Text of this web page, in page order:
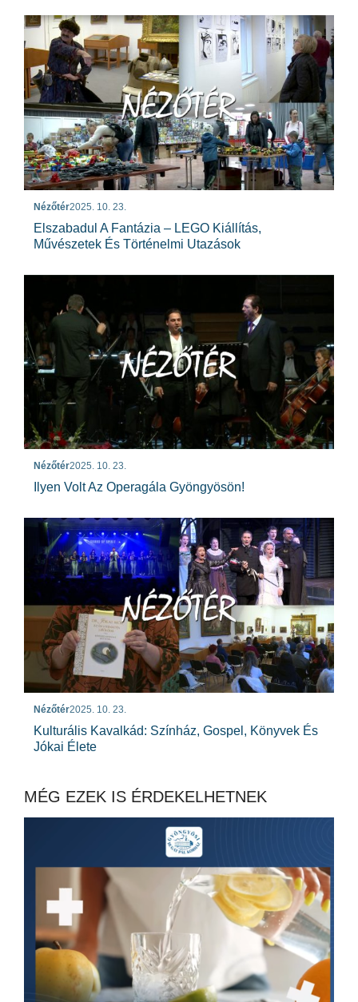
Nézőtér2025. 10. 23.
Elszabadul A Fantázia – LEGO Kiállítás,
Művészetek És Történelmi Utazások
Nézőtér2025. 10. 23.
Ilyen Volt Az Operagála Gyöngyösön!
Nézőtér2025. 10. 23.
Kulturális Kavalkád: Színház, Gospel, Könyvek És
Jókai Élete
MÉG EZEK IS ÉRDEKELHETNEK